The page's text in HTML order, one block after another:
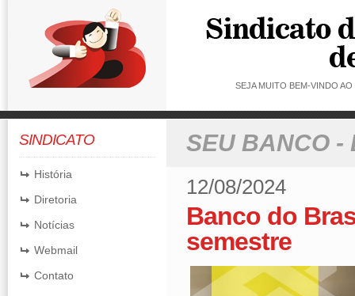
SEJA MUITO BEM-VINDO
SINDICATO
História
Diretoria
Notícias
Webmail
Contato
SEU BANCO -
12/08/2024
Banco do
semestre